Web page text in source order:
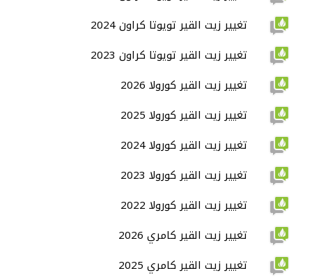
تغيير زيت القير تويوتا كراون 2024
تغيير زيت القير تويوتا كراون 2023
تغيير زيت القير كورولا 2026
تغيير زيت القير كورولا 2025
تغيير زيت القير كورولا 2024
تغيير زيت القير كورولا 2023
تغيير زيت القير كورولا 2022
تغيير زيت القير كامري 2026
تغيير زيت القير كامري 2025